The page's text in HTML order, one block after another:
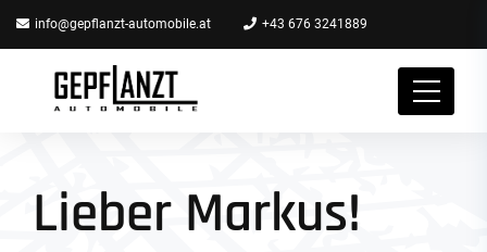
info@gepflanzt-automobile.at +43 676 3241889
Lieber Markus!